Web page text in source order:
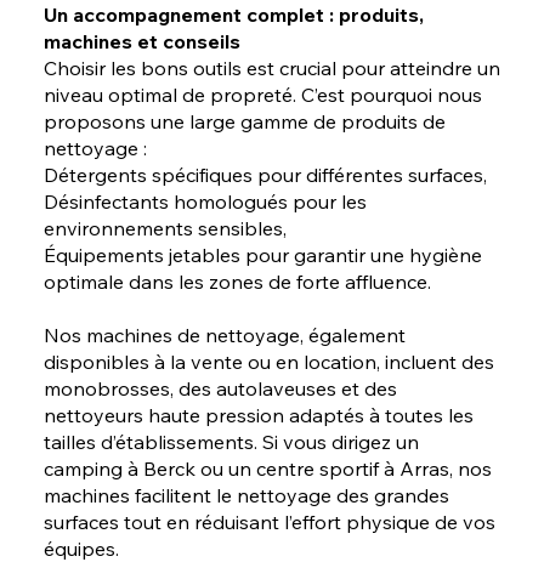
Un accompagnement complet : produits,
machines et conseils
Choisir les bons outils est crucial pour atteindre un
niveau optimal de propreté. C’est pourquoi nous
proposons une large gamme de produits de
nettoyage :
Détergents spécifiques pour différentes surfaces,
Désinfectants homologués pour les
environnements sensibles,
Équipements jetables pour garantir une hygiène
optimale dans les zones de forte affluence.
Nos machines de nettoyage, également
disponibles à la vente ou en location, incluent des
monobrosses, des autolaveuses et des
nettoyeurs haute pression adaptés à toutes les
tailles d’établissements. Si vous dirigez un
camping à Berck ou un centre sportif à Arras, nos
machines facilitent le nettoyage des grandes
surfaces tout en réduisant l’effort physique de vos
équipes.